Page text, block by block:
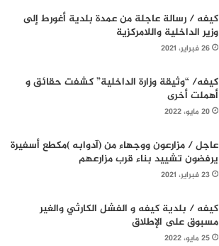
كيفه / رسالة عاجلة من عمدة بلدية أغورط إلى
وزير الداخلية واللامركزية
26 فبراير، 2021
كيفه/ “وثيقة وزارة الداخلية” كشفت حقائق و
أهملت أخرى
20 مايو، 2022
عاجل / مزارعون ووجهاء من (آدوابه )مكطع أسفيرة
يرفضون تشييد بناء قرب مزارعهم
23 فبراير، 2021
كيفه / بلدية كيفه و الفشل الكارثي والغير
مسبوق على الإطلاق
25 مايو، 2022